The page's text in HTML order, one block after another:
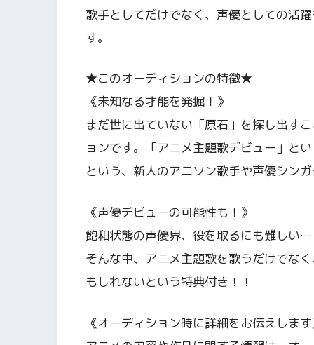
歌手としてだけでなく、声優としての活
す。
★このオーディションの特徴★
《未知なる才能を発掘！》
まだ世に出ていない「原石」を探し出す
ョンです。「アニメ主題歌デビュー」と
という、新人のアニソン歌手や声優シン
《声優デビューの可能性も！》
飽和状態の声優界、役を取るにも難しい…
そんな中、アニメ主題歌を歌うだけでな
もしれないという特典付き！！
《オーディション時に詳細をお伝えしま